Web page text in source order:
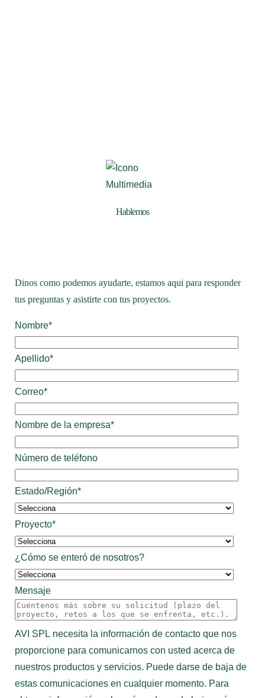
Hablemos
Dinos como podemos ayudarte, estamos aqui para responder
tus preguntas y asistirte con tus proyectos.
Nombre*
Apellido*
Correo*
Nombre de la empresa*
Número de teléfono
Estado/Región*
Proyecto*
¿Cómo se enteró de nosotros?
Mensaje
AVI SPL necesita la información de contacto que nos
proporcione para comunicarnos con usted acerca de
nuestros productos y servicios. Puede darse de baja de
estas comunicaciones en cualquier momento. Para